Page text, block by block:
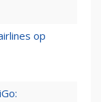
op